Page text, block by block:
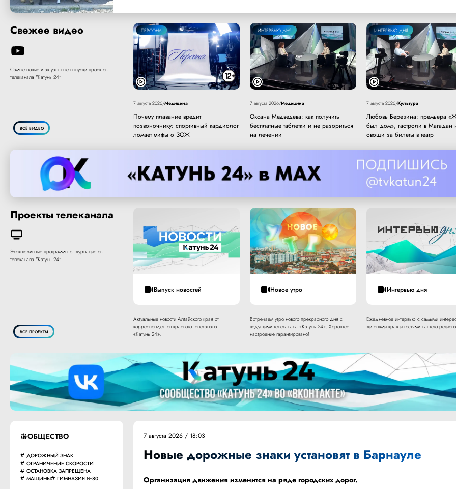
Свежее видео
Самые новые и актуальные выпуски проектов
телеканала "Катунь 24"
ВСЁ ВИДЕО
ПЕРСОНА
7 августа 2026/Медицина
Почему плавание вредит
позвоночнику: спортивный кардиолог
ломает мифы о ЗОЖ
ИНТЕРВЬЮ ДНЯ
7 августа 2026/Медицина
Оксана Медведева: как получить
бесплатные таблетки и не разориться
на лечении
ИНТЕРВЬЮ ДНЯ
7 августа 2026/Культура
Любовь Березина: премьера
был дом», гастроли в Магадан
овощи за билеты в театр
Проекты телеканала
Эксклюзивные программы от журналистов
телеканала "Катунь 24"
ВСЕ ПРОЕКТЫ
Выпуск новостей
Актуальные новости Алтайского края от
корреспондентов краевого телеканала
«Катунь 24».
Новое утро
Встречаем утро нового прекрасного дня с
ведущими телеканала «Катунь 24». Хорошее
настроение гарантировано!
Интервью дня
Ежедневное интервью с самыми
жителями края и гостями нашего
ОБЩЕСТВО
ДОРОЖНЫЙ ЗНАК
ОГРАНИЧЕНИЕ СКОРОСТИ
ОСТАНОВКА ЗАПРЕЩЕНА
МАШИНЫ
ГИМНАЗИЯ №80
7 августа 2026 / 18:03
Новые дорожные знаки установят в Барнауле
Организация движения изменится на ряде городских дорог.